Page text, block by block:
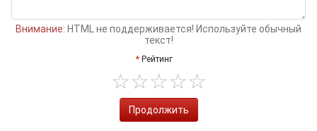
Внимание: HTML не поддерживается! Используйте обычный
текст!
Рейтинг
Продолжить